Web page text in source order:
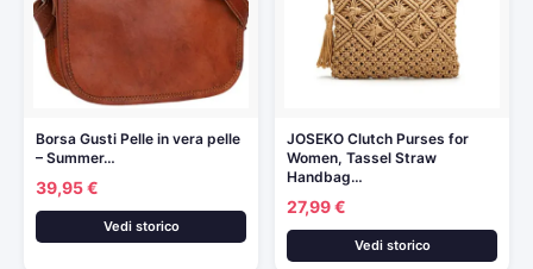
Borsa Gusti Pelle in vera pelle
– Summer…
39,95 €
Vedi storico
JOSEKO Clutch Purses for
Women, Tassel Straw
Handbag…
27,99 €
Vedi storico